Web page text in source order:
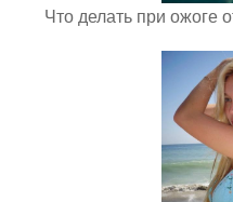
Что делать при ожоге